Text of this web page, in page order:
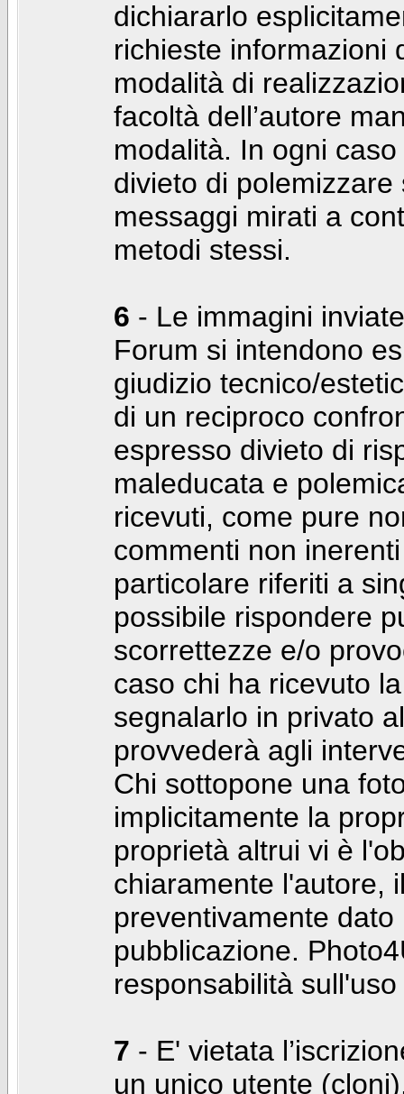
dichiararlo
richieste informazioni
modalità di
facoltà dell’autore
modalità. In ogni
divieto di
messaggi mirati a
metodi stessi.
6 - Le immagini
Forum si intendono
giudizio tecnico/
di un reciproco
espresso divieto di
maleducata e
ricevuti, come pure
commenti non
particolare riferiti a
possibile rispondere
scorrettezze e/o
caso chi ha ricevuto
segnalarlo in privato
provvederà agli
Chi sottopone una
implicitamente la
proprietà altrui vi è
chiaramente l'autore,
preventivamente
pubblicazione.
responsabilità
7 - E' vietata
un unico utente